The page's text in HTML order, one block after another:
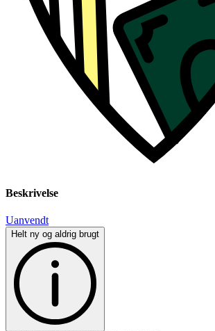
Beskrivelse
Uanvendt
Helt ny og aldrig brugt